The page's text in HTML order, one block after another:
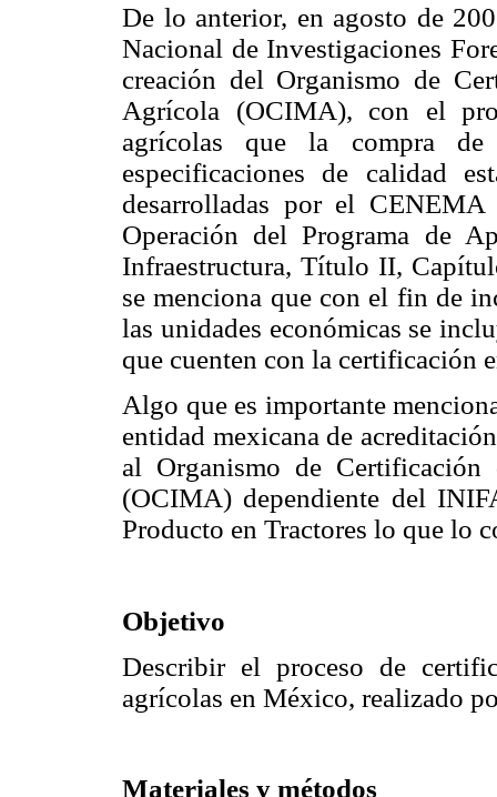
De lo anterior, en agosto de
Nacional de Investigaciones
creación del Organismo de
Agrícola (OCIMA), con el
agrícolas que la compra
especificaciones de calidad
desarrolladas por el
Operación del Programa de
Infraestructura, Título II,
se menciona que con el fin de
las unidades económicas se
que cuenten con la
Algo que es importante
entidad mexicana de
al Organismo de
(OCIMA) dependiente del
Producto en Tractores lo que lo
Objetivo
Describir el proceso de
agrícolas en México, realizado
Materiales y métodos